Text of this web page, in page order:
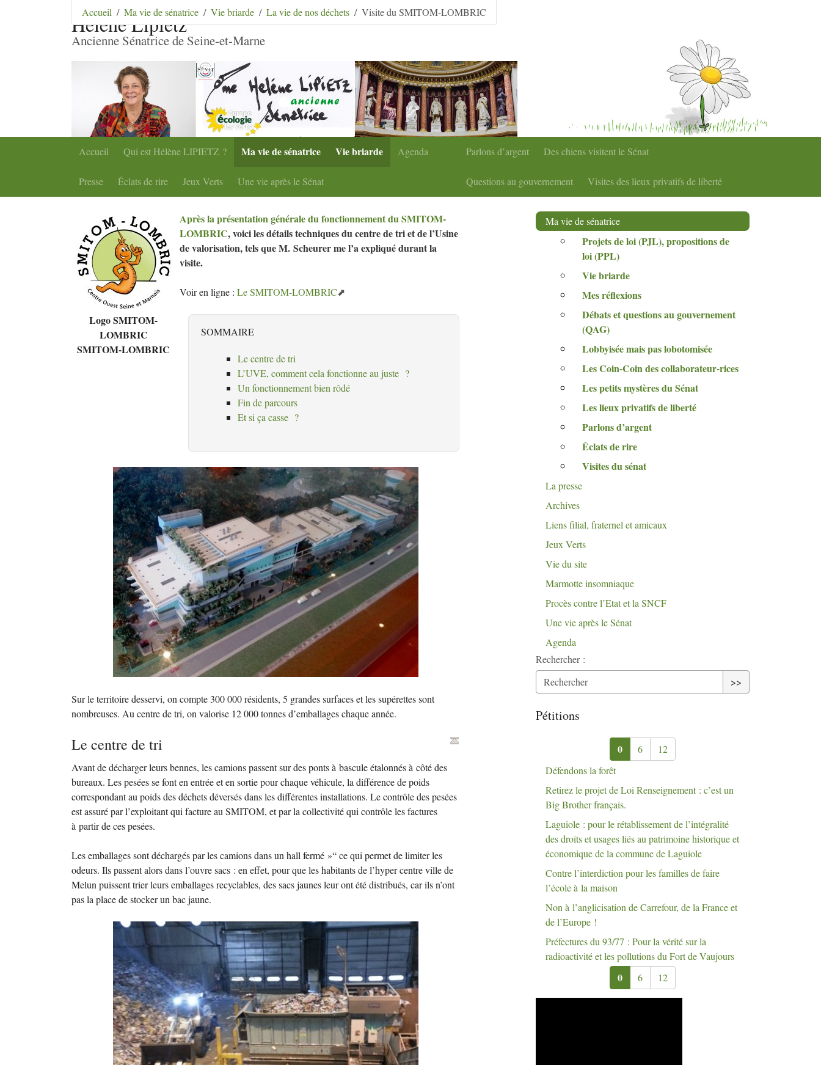
Aller au contenu Aller au menu Aller au menu secondaire Aller à la recherche
Hélène Lipietz
Ancienne Sénatrice de Seine-et-Marne
Accueil Qui est HélèneLIPIETZ ? Ma vie de sénatrice Vie briarde Agenda
Presse Éclats de rire Jeux Verts Une vie après le Sénat
Parlons d’argent Des chiens visitent le Sénat
Questions au gouvernement Visites des lieux privatifs de liberté
Accueil Ma vie de sénatrice Vie briarde La vie de nos déchets Visite du SMITOM-LOMBRIC
LogoSMITOM-
LOMBRIC
SMITOM-LOMBRIC
Après la présentation générale du fonctionnement duSMITOM-
LOMBRIC, voici les détails techniques du centre de tri et de l’Usine
de valorisation, tels que M. Scheurer me l’a expliqué durant la
visite.
Voir en ligne :LeSMITOM-LOMBRIC
SOMMAIRE
Le centre de tri
L’UVE, comment cela fonctionne au juste ?
Un fonctionnement bien rôdé
Fin de parcours
Et si ça casse ?
Sur le territoire desservi, on compte 300 000 résidents, 5 grandes surfaces et les supérettes sont
nombreuses. Au centre de tri, on valorise 12 000 tonnes d’emballages chaque année.
Le centre de tri
Avant de décharger leurs bennes, les camions passent sur des ponts à bascule étalonnés à côté des
bureaux. Les pesées se font en entrée et en sortie pour chaque véhicule, la différence de poids
correspondant au poids des déchets déversés dans les différentes installations. Le contrôle des pesées
est assuré par l’exploitant qui facture au SMITOM, et par la collectivité qui contrôle les factures
à partir de ces pesées.
Les emballages sont déchargés par les camions dans un hall fermé »“ ce qui permet de limiter les
odeurs. Ils passent alors dans l’ouvre sacs : en effet, pour que les habitants de l’hyper centre ville de
Melun puissent trier leurs emballages recyclables, des sacs jaunes leur ont été distribués, car ils n’ont
pas la place de stocker un bac jaune.
Ma vie de sénatrice
Projets de loi (PJL), propositions de
loi (PPL)
Vie briarde
Mes réflexions
Débats et questions au gouvernement
(QAG)
Lobbyisée mais pas lobotomisée
Les Coin-Coin des collaborateur-rices
Les petits mystères du Sénat
Les lieux privatifs de liberté
Parlons d’argent
Éclats de rire
Visites du sénat
La presse
Archives
Liens filial, fraternel et amicaux
Jeux Verts
Vie du site
Marmotte insomniaque
Procès contre l’Etat et la SNCF
Une vie après le Sénat
Agenda
Rechercher :
>>
Pétitions
0 6
12
Défendons la forêt
Retirez le projet de Loi Renseignement : c’est un
Big Brother français.
Laguiole : pour le rétablissement de l’intégralité
des droits et usages liés au patrimoine historique et
économique de la commune de Laguiole
Contre l’interdiction pour les familles de faire
l’école à la maison
Non à l’anglicisation de Carrefour, de la France et
de l’Europe !
Préfectures du 93/77 : Pour la vérité sur la
radioactivité et les pollutions du Fort de Vaujours
0 6 12